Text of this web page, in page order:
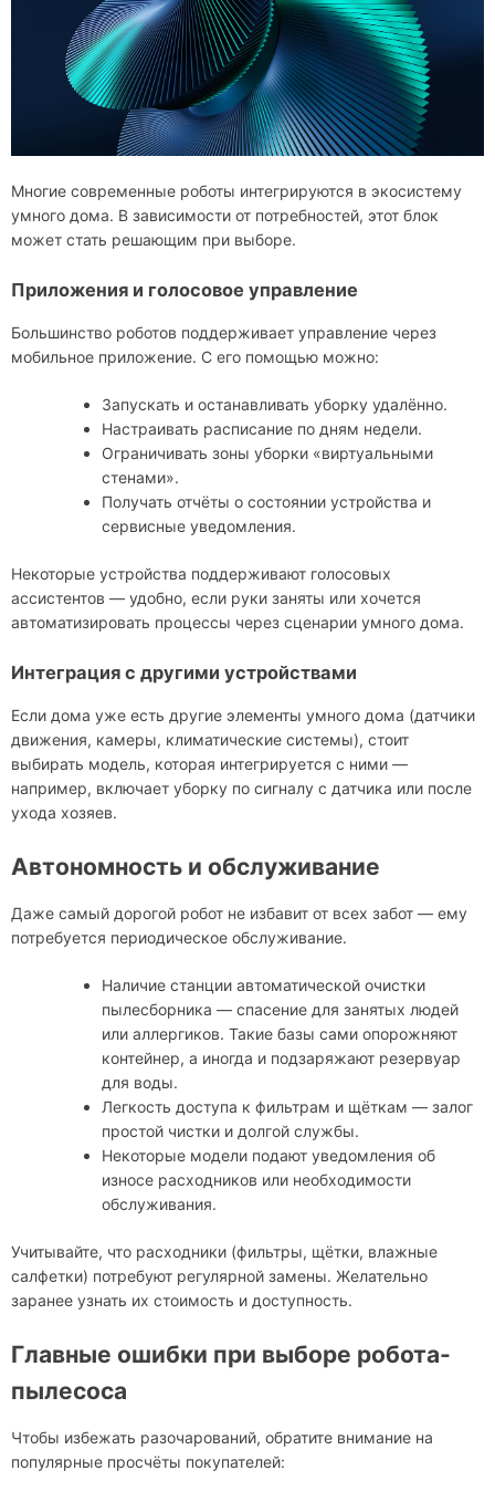
Многие современные роботы интегрируются в экосистему
умного дома. В зависимости от потребностей, этот блок
может стать решающим при выборе.
Приложения и голосовое управление
Большинство роботов поддерживает управление через
мобильное приложение. С его помощью можно:
Запускать и останавливать уборку удалённо.
Настраивать расписание по дням недели.
Ограничивать зоны уборки «виртуальными
стенами».
Получать отчёты о состоянии устройства и
сервисные уведомления.
Некоторые устройства поддерживают голосовых
ассистентов — удобно, если руки заняты или хочется
автоматизировать процессы через сценарии умного дома.
Интеграция с другими устройствами
Если дома уже есть другие элементы умного дома (датчики
движения, камеры, климатические системы), стоит
выбирать модель, которая интегрируется с ними —
например, включает уборку по сигналу с датчика или после
ухода хозяев.
Автономность и обслуживание
Даже самый дорогой робот не избавит от всех забот — ему
потребуется периодическое обслуживание.
Наличие станции автоматической очистки
пылесборника — спасение для занятых людей
или аллергиков. Такие базы сами опорожняют
контейнер, а иногда и подзаряжают резервуар
для воды.
Легкость доступа к фильтрам и щёткам — залог
простой чистки и долгой службы.
Некоторые модели подают уведомления об
износе расходников или необходимости
обслуживания.
Учитывайте, что расходники (фильтры, щётки, влажные
салфетки) потребуют регулярной замены. Желательно
заранее узнать их стоимость и доступность.
Главные ошибки при выборе робота-
пылесоса
Чтобы избежать разочарований, обратите внимание на
популярные просчёты покупателей: